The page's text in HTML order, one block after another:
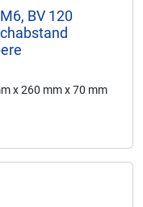
BV 120
x 260 mm x 70 mm